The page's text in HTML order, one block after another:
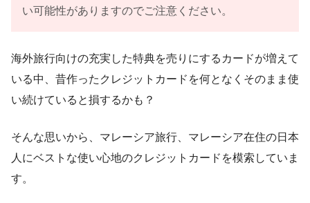
い可能性がありますのでご注意ください。
海外旅行向けの充実した特典を売りにするカードが増えて
いる中、昔作ったクレジットカードを何となくそのまま使
い続けていると損するかも？
そんな思いから、マレーシア旅行、マレーシア在住の日本
人にベストな使い心地のクレジットカードを模索していま
す。